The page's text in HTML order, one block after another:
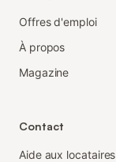
Offres d'emploi
À propos
Magazine
Contact
Aide aux locataires